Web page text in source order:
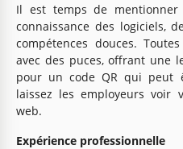
Il est temps de mentionner
connaissance des logiciels,
compétences douces.
avec des puces, offrant une
pour un code QR qui peut
laissez les employeurs voir
web.
Expérience professionnelle